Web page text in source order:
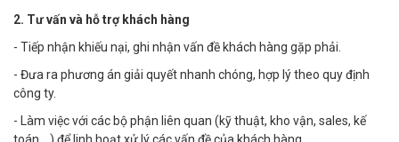
2. Tư vấn và hỗ trợ khách hàng
- Tiếp nhận khiếu nại, ghi nhận vấn đề khách hàng gặp phải.
- Đưa ra phương án giải quyết nhanh chóng, hợp lý theo quy định
công ty.
- Làm việc với các bộ phận liên quan (kỹ thuật, kho vận, sales, kế